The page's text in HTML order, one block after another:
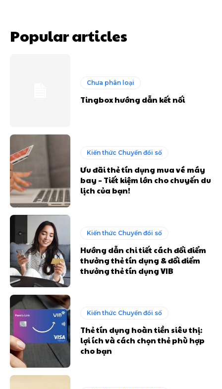
Popular articles
Chưa phân loại
Tingbox hướng dẫn kết nối
Kiến thức Chuyển đổi số
Ưu đãi thẻ tín dụng mua vé máy
bay – Tiết kiệm lớn cho chuyến du
lịch của bạn!
Kiến thức Chuyển đổi số
Hướng dẫn chi tiết cách đổi điểm
thưởng thẻ tín dụng & đổi điểm
thưởng thẻ tín dụng VIB
Kiến thức Chuyển đổi số
Thẻ tín dụng hoàn tiền siêu thị:
lợi ích và cách chọn thẻ phù hợp
cho bạn